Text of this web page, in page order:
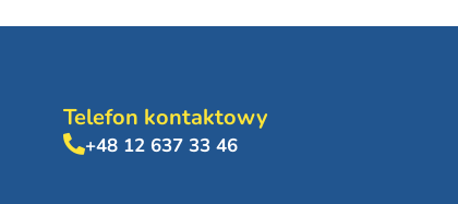
Telefon kontaktowy
+48 12 637 33 46